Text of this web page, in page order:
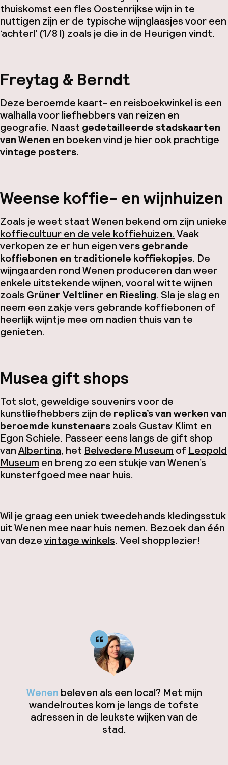
thuiskomst een fles Oostenrijkse wijn in te
nuttigen zijn er de typische wijnglaasjes voor een
‘achterl’ (1/8 l) zoals je die in de Heurigenvindt.
Freytag & Berndt
Deze beroemde kaart- en reisboekwinkel is een
walhalla voor liefhebbers van reizen en
geografie. Naast gedetailleerde stadskaarten
van Wenen en boeken vind je hier ook prachtige
vintage posters.
Weense koffie- en wijnhuizen
Zoals je weet staat Wenen bekend om zijn unieke
koffiecultuur en de vele koffiehuizen. Vaak
verkopen ze er hun eigenvers gebrande
koffiebonen en traditionele koffiekopjes. De
wijngaarden rond Wenen produceren dan weer
enkele uitstekende wijnen, vooral witte wijnen
zoals Grüner Veltliner en Riesling. Sla je slag en
neem een zakje vers gebrande koffiebonen of
heerlijk wijntje mee om nadien thuis van te
genieten.
Musea gift shops
Tot slot, geweldige souvenirs voor de
kunstliefhebbers zijn de replica’s van werken van
beroemde kunstenaarszoals Gustav Klimt en
Egon Schiele. Passeer eens langs de gift shop
vanAlbertina, het Belvedere Museum of Leopold
Museum en breng zo een stukje van Wenen’s
kunsterfgoed mee naar huis.
Wil je graag een uniek tweedehands kledingsstuk
uit Wenen mee naar huis nemen. Bezoek dan één
van dezevintage winkels. Veel shopplezier!
Wenen beleven als een local? Met mijn
wandelroutes kom je langs de tofste
adressen in de leukste wijken van de
stad.